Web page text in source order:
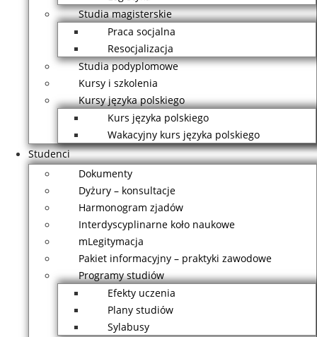
Studia magisterskie
Praca socjalna
Resocjalizacja
Studia podyplomowe
Kursy i szkolenia
Kursy języka polskiego
Kurs języka polskiego
Wakacyjny kurs języka polskiego
Studenci
Dokumenty
Dyżury – konsultacje
Harmonogram zjadów
Interdyscyplinarne koło naukowe
mLegitymacja
Pakiet informacyjny – praktyki zawodowe
Programy studiów
Efekty uczenia
Plany studiów
Sylabusy